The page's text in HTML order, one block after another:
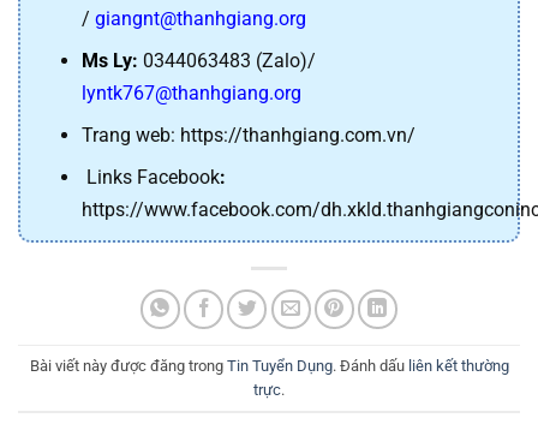
/ giangnt@thanhgiang.org
Ms Ly: 0344063483 (Zalo)/
lyntk767@thanhgiang.org
Trang web: https://thanhgiang.com.vn/
Links Facebook:
https://www.facebook.com/
Bài viết này được đăng trong Tin Tuyển Dụng. Đánh dấu liên kết thường
trực.